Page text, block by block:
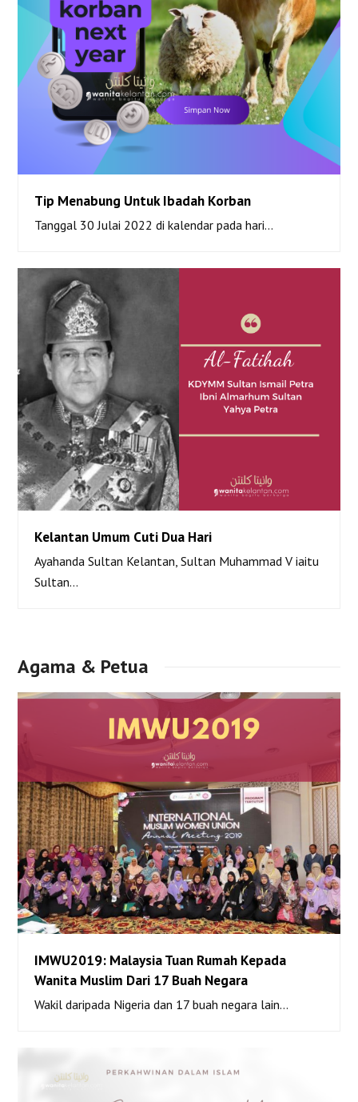
Tip Menabung Untuk Ibadah Korban
Tip Menabung Untuk Ibadah Korban
Tanggal 30 Julai 2022 di kalendar pada hari…
Kelantan Umum Cuti Dua Hari
Kelantan Umum Cuti Dua Hari
Ayahanda Sultan Kelantan, Sultan Muhammad V iaitu
Sultan…
Agama & Petua
IMWU2019: Malaysia Tuan Rumah Kepada Wanita
Muslim Dari 17 Buah Negara
IMWU2019: Malaysia Tuan Rumah Kepada
Wanita Muslim Dari 17 Buah Negara
Wakil daripada Nigeria dan 17 buah negara lain…